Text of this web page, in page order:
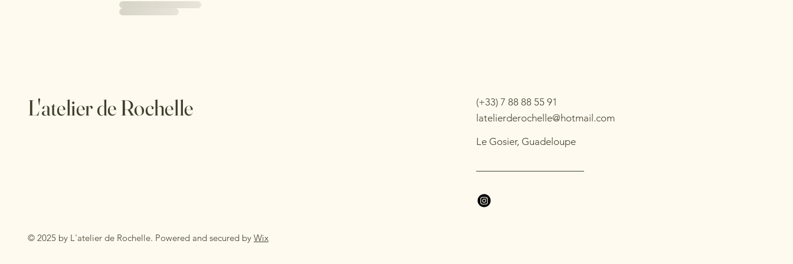
L'atelier de Rochelle
(+33) 7 88 88 55 91
latelierderochelle@hotmail.com
Le Gosier, Guadeloupe
© 2025 by L'atelier de Rochelle. Powered and secured by Wix